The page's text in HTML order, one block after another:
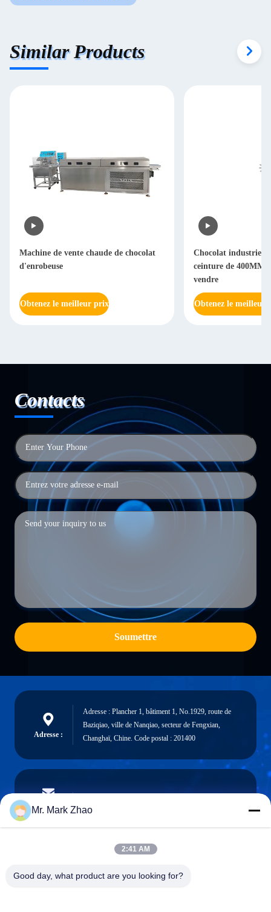
Similar Products
Machine de vente chaude de chocolat
d'enrobeuse
Obtenez le meilleur prix
Chocolat industriel
ceinture de 400MM
vendre
Obtenez le meilleur
Contacts
Soumettre
Adresse :
Adresse : Plancher 1, bâtiment 1, No.1929, route de
Baziqiao, ville de Nanqiao, secteur de Fengxian,
Changhaï, Chine. Code postal : 201400
Email
Téléphone :
Mr. Mark Zhao
2:41 AM
Good day, what product are you looking for?